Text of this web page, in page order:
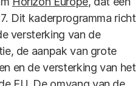
Dit kaderprogramma richt
versterking van de
de aanpak van grote
en de versterking van het